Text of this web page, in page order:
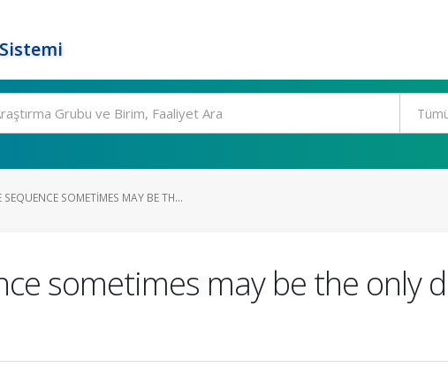
SEQUENCE SOMETIMES MAY BE TH...
sometimes may be the only